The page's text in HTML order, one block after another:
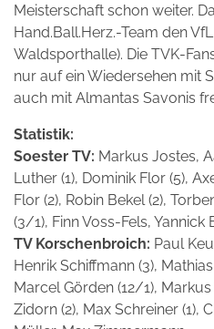
Meisterschaft schon weiter.
Hand.Ball.Herz.-Team den
Waldsporthalle). Die TVK-
nur auf ein Wiedersehen mit
auch mit Almantas Savonis
Statistik:
Soester TV: Markus Jostes,
Luther (1), Dominik Flor (5),
Flor (2), Robin Bekel (2),
(3/1), Finn Voss-Fels, Yannick
TV Korschenbroich: Paul
Henrik Schiffmann (3),
Marcel Görden (12/1),
Zidorn (2), Max Schreiner (1),